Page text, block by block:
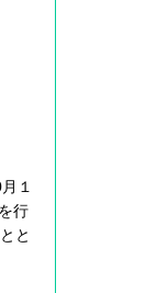
１
行
と